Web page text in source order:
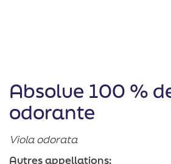
Absolue 100 %
odorante
Viola odorata
Autres appellations: